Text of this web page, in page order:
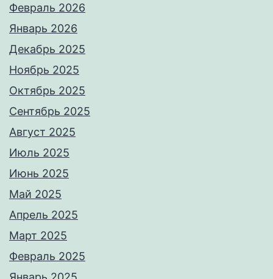
Февраль 2026
Январь 2026
Декабрь 2025
Ноябрь 2025
Октябрь 2025
Сентябрь 2025
Август 2025
Июль 2025
Июнь 2025
Май 2025
Апрель 2025
Март 2025
Февраль 2025